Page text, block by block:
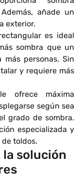
añade un
exterior.
es ideal
sombra que un
personas. Sin
y requiere más
ofrece máxima
según sea
grado de sombra.
especializada y
toldos.
la solución